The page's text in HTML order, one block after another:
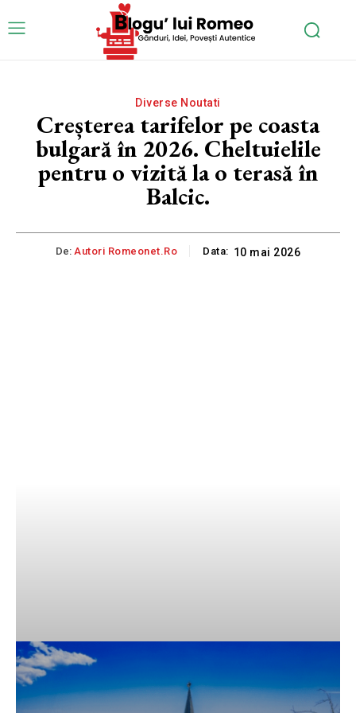
Diverse Noutati
Creșterea tarifelor pe coasta
bulgară în 2026. Cheltuielile
pentru o vizită la o terasă în
Balcic.
De: Autori Romeonet.ro Data: 10 mai 2026